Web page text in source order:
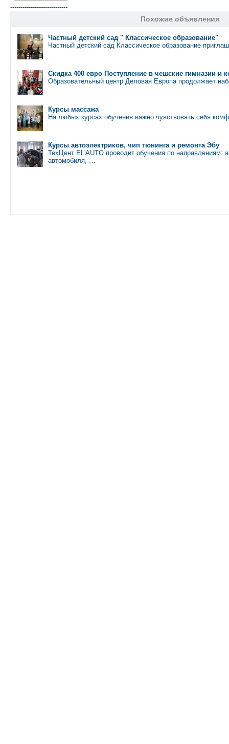
----------------------------
Похожие объявления
Частный детский сад " Классическое образование"
Частный детский сад Классическое образование
Скидка 400 евро Поступление в чешские гимназии и
Образовательный центр Деловая Европа продолжает
Курсы массажа
На любых курсах обучения важно чувствовать себя
Курсы автоэлектриков, чип тюнинга и ремонта Эбу
ТехЦент EL'AUTO проводит обучения по направлениям:
автомобиля, …